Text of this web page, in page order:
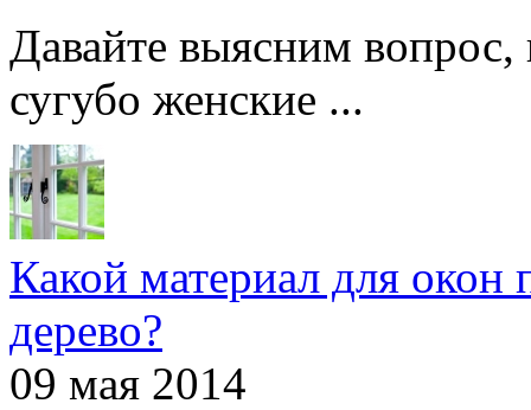
Давайте выясним
сугубо женские ...
Какой материал для окон
дерево?
09 мая 2014